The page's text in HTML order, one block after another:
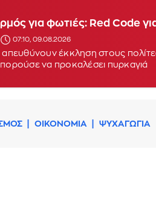
για φωτιές: Red Code
07:10, 09.08.2026
έκκληση στους
να προκαλέσει πυρκαγιά
ΟΙΚΟΝΟΜΙΑ ΨΥΧΑΓΩΓΙΑ